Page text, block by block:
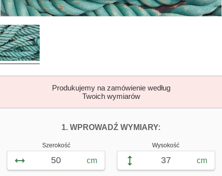
Produkujemy na zamówienie według
Twoich wymiarów
1. WPROWADŹ WYMIARY:
Szerokość
cm
Wysokość
cm